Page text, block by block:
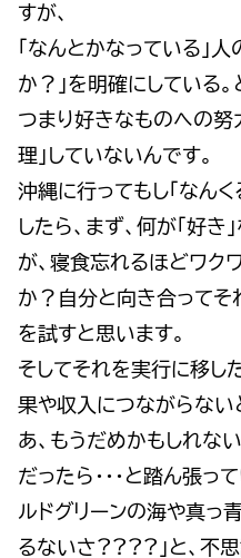
すが、
「なんとかなっている」
か？」を明確にしている。
つまり好きなものへの努
理」していないんです。
沖縄に行ってもし「なん
したら、まず、何が「好
が、寝食忘れるほどワク
か？自分と向き合ってそ
を試すと思います。
そしてそれを実行に移し
果や収入につながらない
あ、もうだめかもしれな
だったら・・・と踏ん張っ
ルドグリーンの海や真っ
るないさ????」と、不思